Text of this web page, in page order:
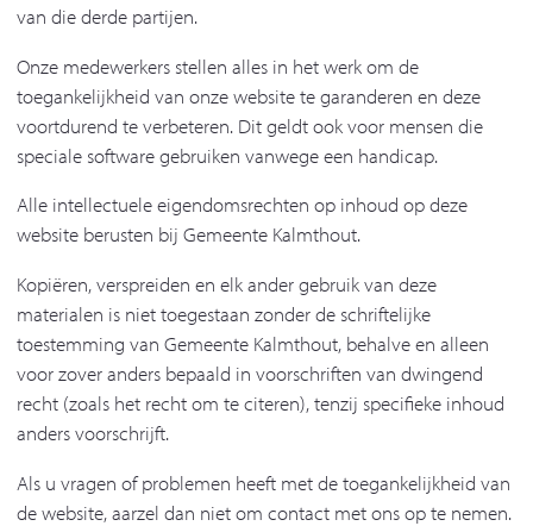
van die derde partijen.
Onze medewerkers stellen alles in het werk om de
toegankelijkheid van onze website te garanderen en deze
voortdurend te verbeteren. Dit geldt ook voor mensen die
speciale software gebruiken vanwege een handicap.
Alle intellectuele eigendomsrechten op inhoud op deze
website berusten bij Gemeente Kalmthout.
Kopiëren, verspreiden en elk ander gebruik van deze
materialen is niet toegestaan zonder de schriftelijke
toestemming van Gemeente Kalmthout, behalve en alleen
voor zover anders bepaald in voorschriften van dwingend
recht (zoals het recht om te citeren), tenzij specifieke inhoud
anders voorschrijft.
Als u vragen of problemen heeft met de toegankelijkheid van
de website, aarzel dan niet om contact met ons op te nemen.